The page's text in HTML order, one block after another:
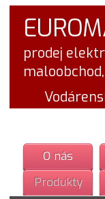
prodej
O nás
Produkty